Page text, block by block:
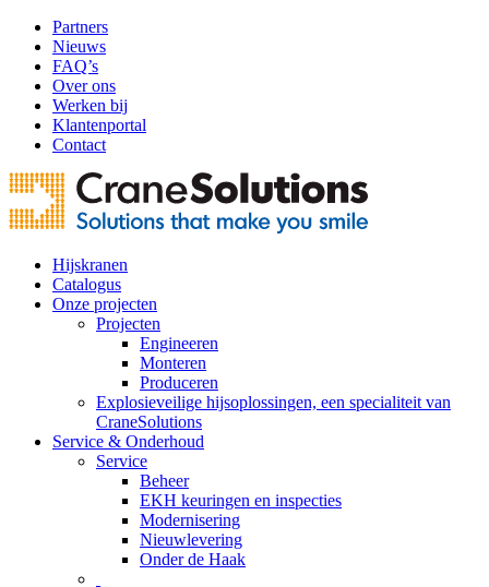
Partners
Nieuws
FAQ’s
Over ons
Werken bij
Klantenportal
Contact
Hijskranen
Catalogus
Onze projecten
Projecten
Engineeren
Monteren
Produceren
Explosieveilige hijsoplossingen, een specialiteit van
CraneSolutions
Service & Onderhoud
Service
Beheer
EKH keuringen en inspecties
Modernisering
Nieuwlevering
Onder de Haak